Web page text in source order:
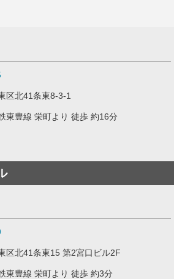
区北41条東8-3-1
東豊線 栄町より 徒歩 約16分
区北41条東15 第2宮口ビル2F
東豊線 栄町より 徒歩 約3分